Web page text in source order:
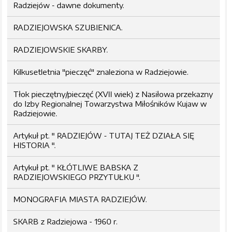
Radziejów - dawne dokumenty.
RADZIEJOWSKA SZUBIENICA.
RADZIEJOWSKIE SKARBY.
Kilkusetletnia "pieczęć" znaleziona w Radziejowie.
Tłok pieczętny/pieczęć (XVII wiek) z Nasiłowa przekazny
do Izby Regionalnej Towarzystwa Miłośników Kujaw w
Radziejowie.
Artykuł pt. " RADZIEJÓW - TUTAJ TEŻ DZIAŁA SIĘ
HISTORIA ".
Artykuł pt. " KŁÓTLIWE BABSKA Z
RADZIEJOWSKIEGO PRZYTUŁKU ".
MONOGRAFIA MIASTA RADZIEJÓW.
SKARB z Radziejowa - 1960 r.